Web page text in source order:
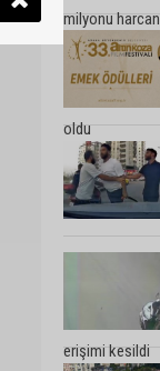
milyonu
oldu
erişimi kesildi